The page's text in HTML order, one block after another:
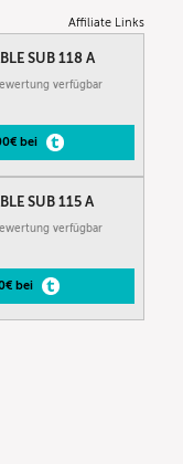
Affiliate Links
SUB 118 A
verfügbar
bei
SUB 115 A
verfügbar
bei